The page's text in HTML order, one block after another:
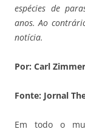
espécies de
anos. Ao
notícia.
Por: Carl Zimmer
Fonte: Jornal
Em todo o